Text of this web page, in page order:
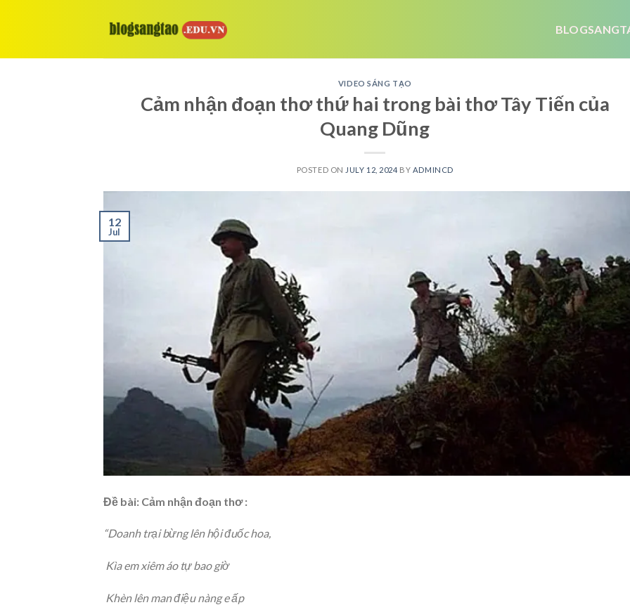
VIDEO SÁNG TẠO
Cảm nhận đoạn thơ thứ hai trong bài thơ Tây Tiến của
Quang Dũng
POSTED ON JULY 12, 2024 BY ADMINCD
12
Jul
Đề bài: Cảm nhận đoạn thơ :
“Doanh trại bừng lên hội đuốc hoa,
Kìa em xiêm áo tự bao giờ
Khèn lên man điệu nàng e ấp